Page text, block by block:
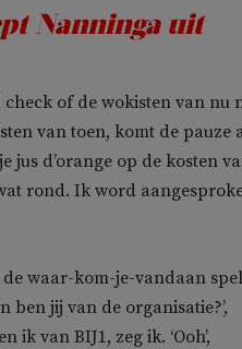
Nanninga uit
of de wokisten van nu
van toen, komt de pauze
jus d’orange op de kosten
rond. Ik word
waar-kom-je-vandaan
ben jij van de organisatie?’,
ik van BIJ1, zeg ik. ‘Ooh’,